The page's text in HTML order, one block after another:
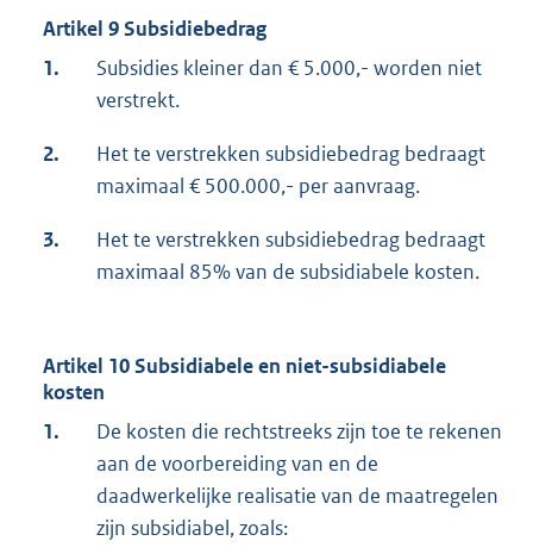
Artikel 9 Subsidiebedrag
1.
Subsidies kleiner dan € 5.000,- worden niet
verstrekt.
2.
Het te verstrekken subsidiebedrag bedraagt
maximaal € 500.000,- per aanvraag.
3.
Het te verstrekken subsidiebedrag bedraagt
maximaal 85% van de subsidiabele kosten.
Artikel 10 Subsidiabele en niet-subsidiabele
kosten
1.
De kosten die rechtstreeks zijn toe te rekenen
aan de voorbereiding van en de
daadwerkelijke realisatie van de maatregelen
zijn subsidiabel, zoals: